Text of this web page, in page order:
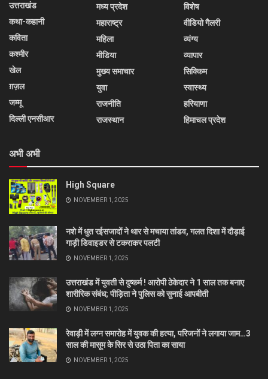
उत्तराखंड
कथा-कहानी
कविता
कश्मीर
खेल
ग़ज़ल
जम्मू
दिल्ली एनसीआर
मध्य प्रदेश
महाराष्ट्र
महिला
मीडिया
मुख्य समाचार
युवा
राजनीति
राजस्थान
विशेष
वीडियो गैलरी
व्यंग्य
व्यापार
सिक्किम
स्वास्थ्य
हरियाणा
हिमाचल प्रदेश
अभी अभी
High Square
NOVEMBER 1, 2025
नशे में धुत रईसजादों ने थार से मचाया तांडव, गलत दिशा में दौड़ाई
गाड़ी डिवाइडर से टकराकर पलटी
NOVEMBER 1, 2025
उत्तराखंड में युवती से दुष्कर्म ! आरोपी ठेकेदार ने 1 साल तक बनाए
शारीरिक संबंध; पीड़िता ने पुलिस को सुनाई आपबीती
NOVEMBER 1, 2025
रेवाड़ी में लग्न समारोह में युवक की हत्या, परिजनों ने लगाया जाम…3
साल की मासूम के सिर से उठा पिता का साया
NOVEMBER 1, 2025